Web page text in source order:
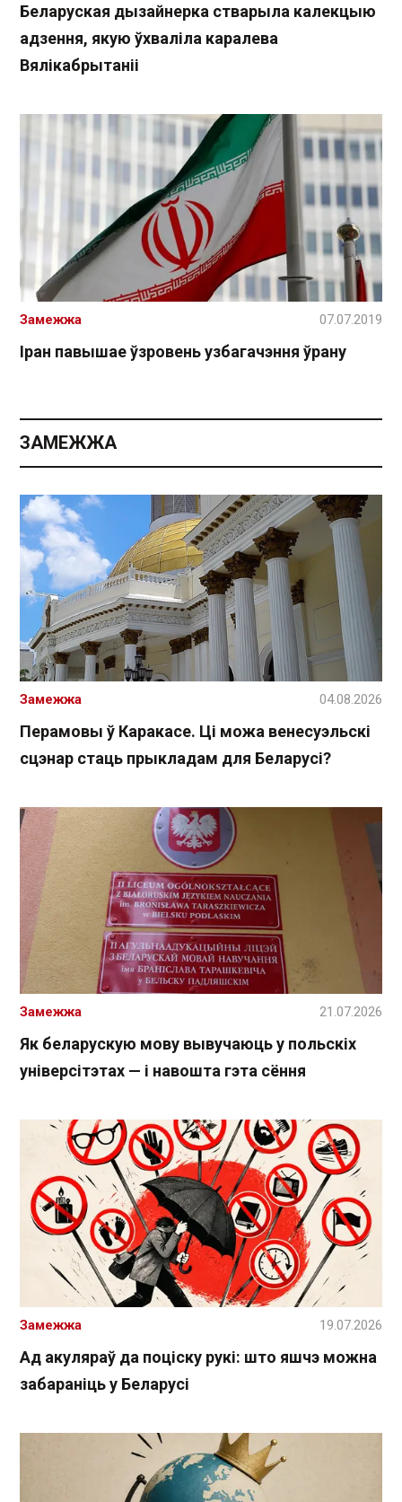
Беларуская дызайнерка стварыла калекцыю
адзення, якую ўхваліла каралева
Вялікабрытаніі
Іран павышае ўзровень узбагачэння ўрану
Замежжа 07.07.2019
ЗАМЕЖЖА
Перамовы ў Каракасе. Ці можа венесуэльскі
сцэнар стаць прыкладам для Беларусі?
Замежжа 04.08.2026
Як беларускую мову вывучаюць у польскіх
універсітэтах — і навошта гэта сёння
Замежжа 21.07.2026
Ад акуляраў да поціску рукі: што яшчэ можна
забараніць у Беларусі
Замежжа 19.07.2026